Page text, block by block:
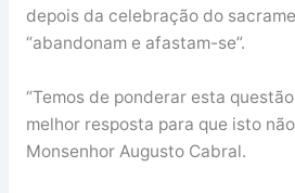
depois da celebração do
“abandonam e afastam-se”.
“Temos de ponderar esta
melhor resposta para que isto
Monsenhor Augusto Cabral.